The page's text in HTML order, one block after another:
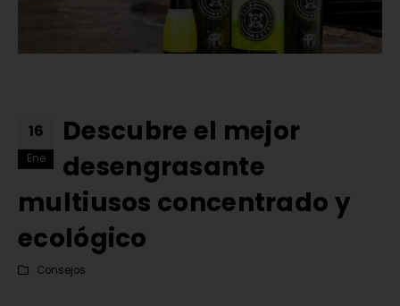
16
Ene
Descubre el mejor
desengrasante
multiusos concentrado y
ecológico
Consejos